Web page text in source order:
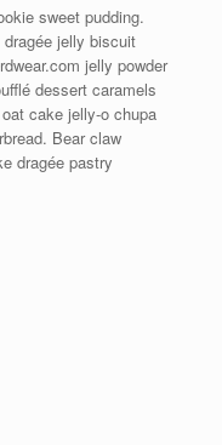
sweet pudding.
jelly biscuit
jelly powder
dessert caramels
cake jelly-o chupa
Bear claw
dragée pastry